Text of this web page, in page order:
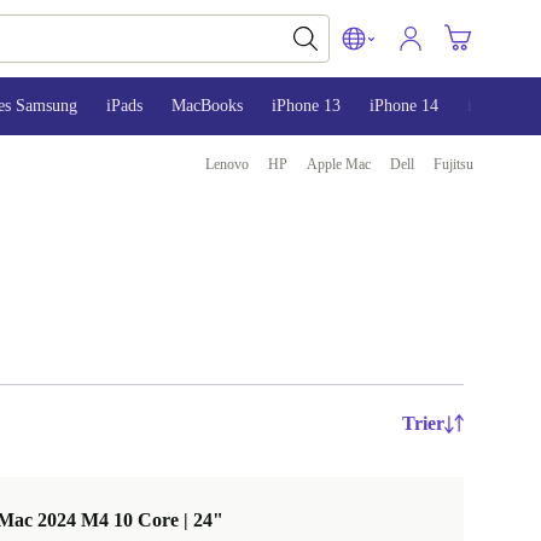
Samsung iPads MacBooks iPhone 13 iPhone 14 iPhone 15
Lenovo HP Apple Mac Dell Fujitsu
Trier
2024 M4 10 Core | 24"